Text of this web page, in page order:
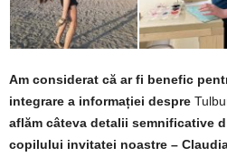
Am considerat că ar fi benefic
integrare a informației despre
aflăm câteva detalii semnificative
copilului invitatei noastre –